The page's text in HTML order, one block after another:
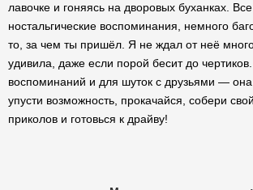
лавочке и гоняясь на дворовых буханках. Все
ностальгические воспоминания, немного
то, за чем ты пришёл. Я не ждал от неё
удивила, даже если порой бесит до
воспоминаний и для шуток с друзьями —
упусти возможность, прокачайся, собери
приколов и готовься к драйву!